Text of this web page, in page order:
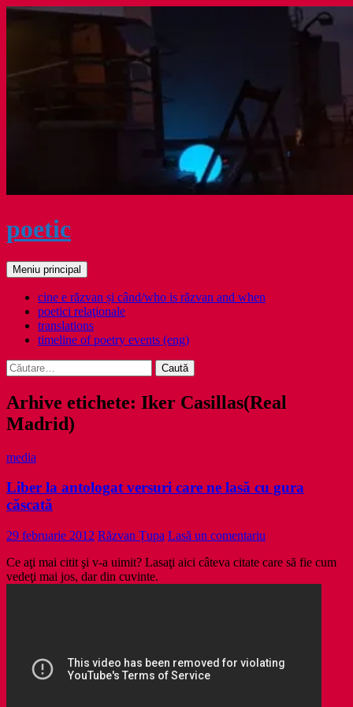
Sari
poetic
Caută
Meniu principal
cine e răzvan și când/who is răzvan and when
poetici relaţionale
translations
timeline of poetry events (eng)
Caută
după:
Arhive etichete: Iker Casillas(Real
Madrid)
media
Liber la antologat versuri care ne lasă cu gura
căscată
29 februarie 2012 Răzvan Țupa Lasă un comentariu
Ce aţi mai citit şi v-a uimit? Lasaţi aici câteva citate care să fie cum
vedeţi mai jos, dar din cuvinte.